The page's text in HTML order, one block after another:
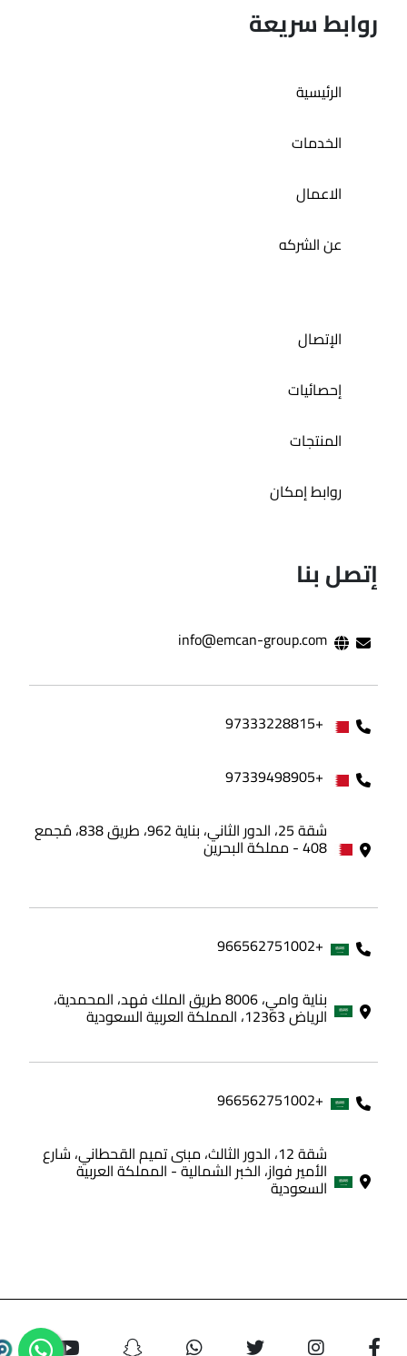
روابط سريعة
الرئيسية
الخدمات
الاعمال
عن الشركه
الإتصال
إحصائيات
المنتجات
روابط إمكان
إتصل بنا
info@emcan-group.com
+97333228815
+97339498905
شقة 25، الدور الثاني، بناية 962، طريق 838، مُجمع
408 - مملكة البحرين
+966562751002
بناية وامي، 8006 طريق الملك فهد، المحمدية،
الرياض 12363، المملكة العربية السعودية
+966562751002
شقة 12، الدور الثالث، مبنى تميم القحطاني، شارع
الأمير فواز، الخبر الشمالية - المملكة العربية
السعودية